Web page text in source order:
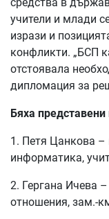
учители и млади
изрази и
конфликти. „БСП
отстоявала
дипломация за
Бяха
1. Петя Цанкова –
информатика,
2. Гергана Ичева
отношения, зам.-